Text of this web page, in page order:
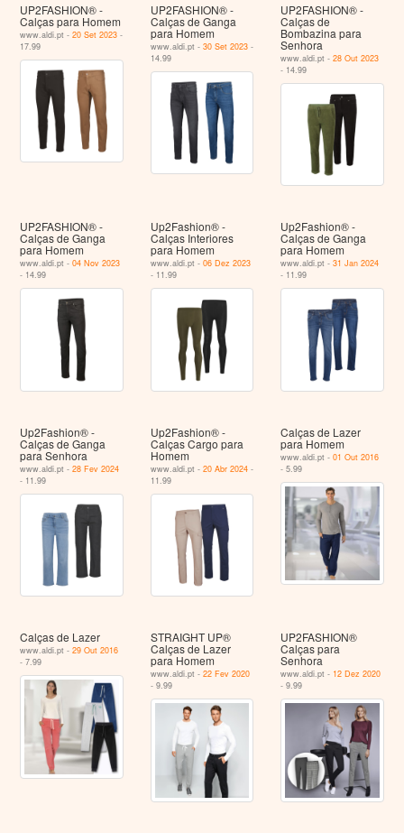
UP2FASHION® -
Calças para Homem
www.aldi.pt -20 Set 2023 -
17.99
UP2FASHION® -
Calças de Ganga
para Homem
www.aldi.pt - 30 Set 2023-
14.99
UP2FASHION® -
Calças de
Bombazina para
Senhora
www.aldi.pt -28 Out 2023
- 14.99
UP2FASHION® -
Calças de Ganga
para Homem
www.aldi.pt -04 Nov 2023
- 14.99
Up2Fashion® -
Calças Interiores
para Homem
www.aldi.pt - 06 Dez 2023
- 11.99
Up2Fashion® -
Calças de Ganga
para Homem
www.aldi.pt -31 Jan 2024
- 11.99
Up2Fashion® -
Calças de Ganga
para Senhora
www.aldi.pt -28 Fev 2024
- 11.99
Up2Fashion® -
Calças Cargo para
Homem
www.aldi.pt - 20 Abr 2024-
11.99
Calças de Lazer
para Homem
www.aldi.pt -01 Out 2016
- 5.99
Calças de Lazer
www.aldi.pt -29 Out 2016
- 7.99
STRAIGHT UP®
Calças de Lazer
para Homem
www.aldi.pt - 22 Fev 2020
- 9.99
UP2FASHION®
Calças para
Senhora
www.aldi.pt - 12 Dez 2020
- 9.99